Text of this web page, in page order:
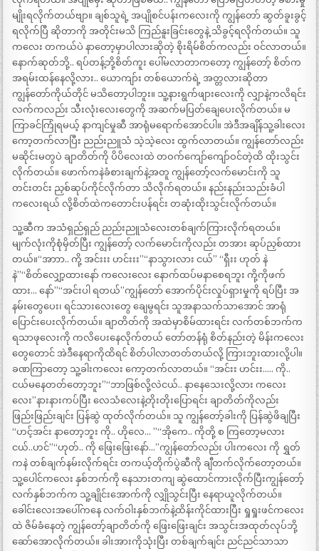
မျိုးရလိုက်တယ်ဗျာ။ ချစ်သူရဲ့ အပျိုစင်ပန်းကလေးကို ကျွန်တော် ဆွတ်ခူးခွင့်
ရလိုက်ပြီ ဆိုတာကို အတိုင်းမသိ ကြည်နူးခြင်းတွေနဲ့ သိခွင့်ရလိုက်တယ်။ သူ
ကလေး တကယ်ပဲ နာတော့မှာပါလားဆိုတဲ့ စိုးရိမ်စိတ်ကလည်း ဝင်လာတယ်။
နောက်ဆုတ်ဘို့.. ရပ်တန့်ဘို့စိတ်ကူး ပေါ်မလာတာကတော့ ကျွန်တော့် စိတ်က
အရမ်းထန်နေလို့လား.. ယောကျာ်း တစ်ယောက်ရဲ့ အတ္တလားဆိုတာ
ကျွန်တော်ကိုယ်တိုင် မသိတော့ပါဘူး။ သူ့နားရွက်ဖျားလေးကို လျှာနဲ့ကလိရင်း
လက်ကလည်း သီးလုံးလေးတွေကို အဆက်မပြတ်ချေပေးလိုက်တယ်။ မ
ကြာခင်ကြုံရမယ့် နာကျင်မှုဆီ အာရုံမရောက်အောင်ပါ။ အဲဒီအချိန်သူ့ခါးလေး
ကော့တက်လာပြီး ညည်းညူသံ သဲ့သဲ့လေး ထွက်လာတယ်။ ကျွန်တော်လည်း
မဆိုင်းမတွပဲ ချာတိတ်ကို ပိပိလေးထဲ တဝက်ကျော်ကျော်ဝင်တဲ့ထိ ထိုးသွင်း
လိုက်တယ်။ ဖောက်ကနဲခံစားချက်နဲ့အတူ ကျွန်တော့်လက်မောင်းကို သူ
တင်းတင်း ညှစ်ဆုပ်ကိုင်လိုက်တာ သိလိုက်ရတယ်။ နည်းနည်းသည်းခံပါ
ကလေးရယ် လို့စိတ်ထဲကတောင်းပန်ရင်း တဆုံးထိုးသွင်းလိုက်တယ်။
သူ့ဆီက အသံရှည်ရှည် ညည်းညူသံလေးတစ်ချက်ကြားလိုက်ရတယ်။
မျက်လုံးကိုစုံမှိတ်ပြီး ကျွန်တော့် လက်မောင်းကိုလည်း တအား ဆုပ်ညှစ်ထား
တယ်။“အာာာ.. ကို့ အင်းးး ဟင်းးး”“နာသွားလား ငယ်” “ရှီးး ဟုတ် နဲ
နဲ”“စိတ်လျှော့ထားနော် ကလေးလေး နောက်ထပ်မနာစေရဘူး ကို့ကိုဖက်
ထား… နော်”“အင်းပါ ရတယ်”ကျွန်တော် အောက်ပိုင်းလှုပ်ရှားမှုကို ရပ်ပြီး အ
နမ်းတွေပေး၊ ရင်သားလေးတွေ ချေမွရင်း သူအနာသက်သာအောင် အာရုံ
ပြောင်းပေးလိုက်တယ်။ ချာတိတ်ကို အထဲမှာစိမ်ထားရင်း လက်တစ်ဘက်က
ရသာဖုလေးကို ကလိပေးနေလိုက်တယ် တော်တန်ရုံ စိတ်နည်းတဲ့ မိန်းကလေး
တွေတောင် အဲဒီနေရာကိုထိရင် စိတ်ပါလာတတ်တယ်လို့ ကြားဘူးထားလို့ပါ။
ခဏကြာတော့ သူ့ခါးကလေး ကော့တက်လာတယ်။ “အင်းး ဟင်းး….. ကို..
ငယ်မနေတတ်တော့ဘူး”“ဘာဖြစ်လို့လဲငယ်.. နာနေသေးလို့လား ကလေး
လေး”နားနားကပ်ပြီး လေသံလေးနဲ့တိုးတိုးပြောရင်း ချာတိတ်ကိုလည်း
ဖြည်းဖြည်းချင်း ပြန်ဆွဲ ထုတ်လိုက်တယ်။ သူ ကျွန်တော့်ခါးကို ပြန်ဆွဲဖိချပြီး
“ဟင့်အင်း နာတော့ဘူး ကို.. ဟိုလေ… ”“အိုကေ.. ကိုတို့ စ ကြတော့မလား
ငယ်..ဟင်”“ဟုတ်.. ကို ဖြေးဖြေးနော်…”ကျွန်တော်လည်း ပါးကလေး ကို ရွှတ်
ကနဲ တစ်ချက်နမ်းလိုက်ရင်း တကယ့်တိုက်ပွဲဆီကို ချီတက်လိုက်တော့တယ်။
သူ့ပေါင်ကလေး နှစ်ဘက်ကို နေသားတကျ ဆွဲထောင်ကားလိုက်ပြီးကျွန်တော့်
လက်နှစ်ဘက်က သူ့ချိုင်းအောက်ကို လျှိုသွင်းပြီး နေရာယူလိုက်တယ်။
ခေါင်းလေးအပေါ်ကနေ လက်ဝါးနှစ်ဘက်နဲ့ထိန်းကိုင်ထားပြီး ရှုရှုးဖင်ကလေး
ထဲ ဇိမ်ခံနေတဲ့ ကျွန်တော့်ချာတိတ်ကို ဖြေးဖြေးချင်း အသွင်းအထုတ်လုပ်ဘို့
ဆော်အောလိုက်တယ်။ ခါးအားကိုသုံးပြီး တစ်ချက်ချင်း ညင်ညင်သာသာ